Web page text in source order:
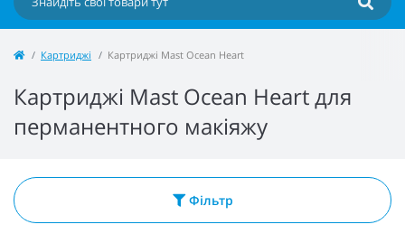
Картриджі Картриджі Mast Ocean Heart
Картриджі Mast Ocean Heart для
перманентного макіяжу
Фільтр